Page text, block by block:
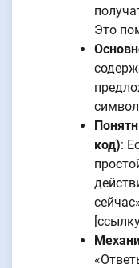
Это
код):